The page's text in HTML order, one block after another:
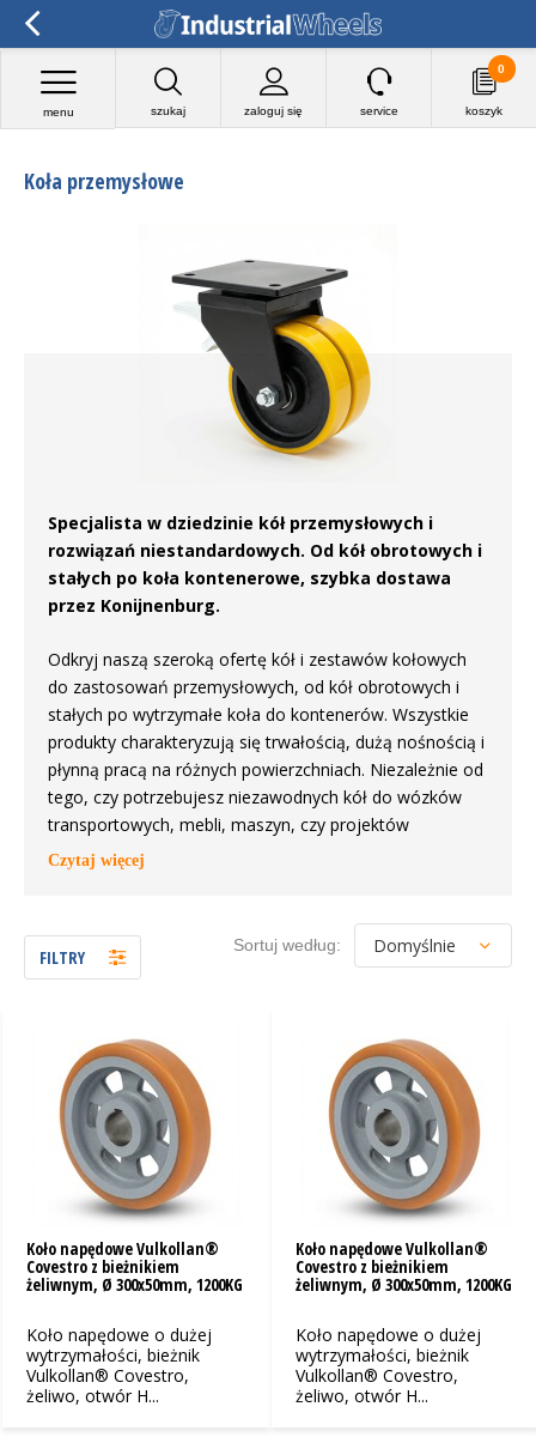
szukaj zaloguj się
menu service koszyk
0
Koła przemysłowe
Specjalista w dziedzinie kół przemysłowych i
rozwiązań niestandardowych. Od kół obrotowych i
stałych po koła kontenerowe, szybka dostawa
przez Konijnenburg.
Odkryj naszą szeroką ofertę kół i zestawów kołowych
do zastosowań przemysłowych, od kół obrotowych i
stałych po wytrzymałe koła do kontenerów. Wszystkie
produkty charakteryzują się trwałością, dużą nośnością i
płynną pracą na różnych powierzchniach. Niezależnie od
tego, czy potrzebujesz niezawodnych kół do wózków
transportowych, mebli, maszyn, czy projektów
niestandardowych, Wielen.nl zapewnia wysoką jakość i
Czytaj więcej
FILTRY
Sortuj według:
Koło napędowe Vulkollan®
Covestro z bieżnikiem
żeliwnym, Ø 300x50mm, 1200KG
Koło napędowe o dużej
wytrzymałości, bieżnik
Vulkollan® Covestro,
żeliwo, otwór H...
Koło napędowe Vulkollan®
Covestro z bieżnikiem
żeliwnym, Ø 300x50mm, 1200KG
Koło napędowe o dużej
wytrzymałości, bieżnik
Vulkollan® Covestro,
żeliwo, otwór H...